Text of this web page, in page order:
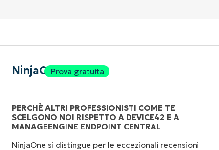
NinjaOneProva gratuita
PERCHÈ ALTRI PROFESSIONISTI COME TE
SCELGONO NOI RISPETTO A DEVICE42 E A
MANAGEENGINE ENDPOINT CENTRAL
NinjaOne si distingue per le eccezionali recensioni